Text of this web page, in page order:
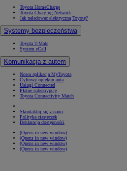
Toyota HomeCharge
Toyota Charging Network
Jak naładować elektryczną Toyotę?
Systemy bezpieczeństwa
Toyota T-Mate
System eCall
Komunikacja z autem
Nowa aplikacja MyToyota
Cyfrowy opiekun auta
Usługi Connected
Płatne subskrypcje
Toyota Connectivity Match
Skontaktuj się z nami
Polityka ciasteczek
Deklaracja dostępności
(Opens in new window)
(Opens in new window)
(Opens in new window)
(Opens in new window)